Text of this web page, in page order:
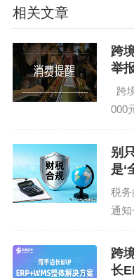
港企会计代理服务（
香港经营账核算（清
知产商标EAC认证（
财务痛点）
如需定制专属方案，
直接回复“定制方案
相关文章
跨
举
跨
000
策
限
别
是‘
税
通知
抽
被
跨
长